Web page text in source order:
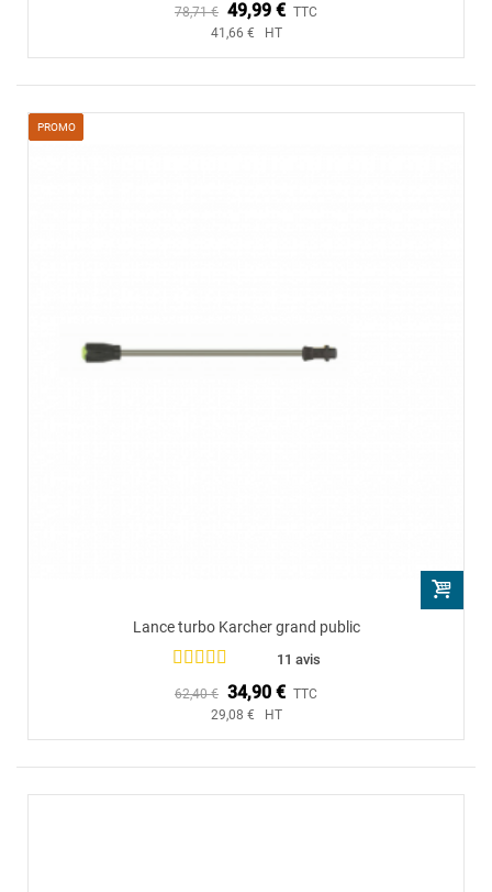
78,71 € 49,99 € TTC
41,66 € HT
PROMO
Lance turbo Karcher grand public
11 avis
62,40 € 34,90 € TTC
29,08 € HT